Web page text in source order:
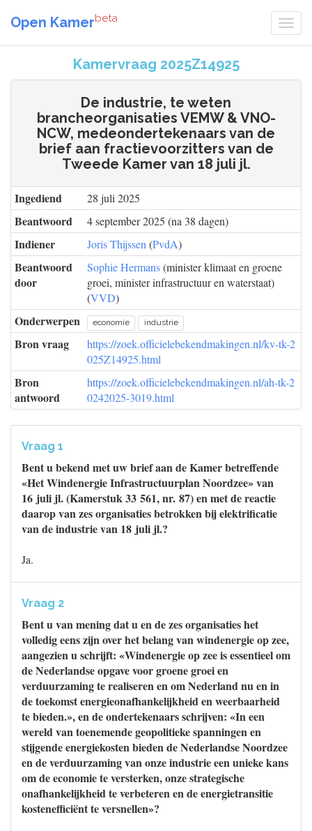
Open Kamerbeta
Kamervraag 2025Z14925
De industrie, te weten
brancheorganisaties VEMW & VNO-
NCW, medeondertekenaars van de
brief aan fractievoorzitters van de
Tweede Kamer van 18 juli jl.
Ingediend 28 juli 2025
Beantwoord 4 september 2025 (na 38 dagen)
Indiener Joris Thijssen (PvdA)
Beantwoord
door
Sophie Hermans(minister klimaat en groene
groei, minister infrastructuur en waterstaat)
(VVD)
Onderwerpen economie industrie
Bron vraag
https://zoek.officielebekendmakingen.nl/kv-tk-2
025Z14925.html
Bron
antwoord
https://zoek.officielebekendmakingen.nl/ah-tk-2
0242025-3019.html
Vraag 1
Bent u bekend met uw brief aan de Kamer betreffende
«Het Windenergie Infrastructuurplan Noordzee» van
16 juli jl. (Kamerstuk 33 561, nr. 87) en met de reactie
daarop van zes organisaties betrokken bij elektrificatie
van de industrie van 18 juli jl.?
Ja.
Vraag 2
Bent u van mening dat u en de zes organisaties het
volledig eens zijn over het belang van windenergie op zee,
aangezien u schrijft: «Windenergie op zee is essentieel om
de Nederlandse opgave voor groene groei en
verduurzaming te realiseren en om Nederland nu en in
de toekomst energieonafhankelijkheid en weerbaarheid
te bieden.», en de ondertekenaars schrijven: «In een
wereld van toenemende geopolitieke spanningen en
stijgende energiekosten bieden de Nederlandse Noordzee
en de verduurzaming van onze industrie een unieke kans
om de economie te versterken, onze strategische
onafhankelijkheid te verbeteren en de energietransitie
kostenefficiënt te versnellen»?